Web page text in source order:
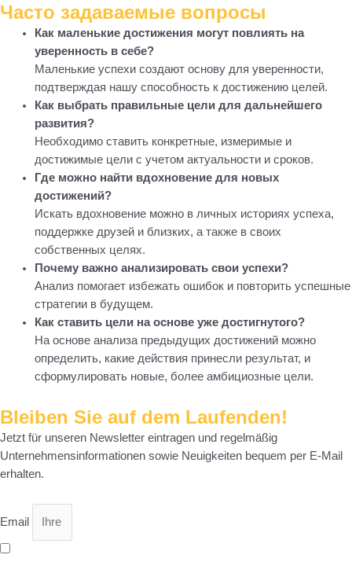
Часто задаваемые вопросы
Как маленькие достижения могут повлиять на
уверенность в себе?
Маленькие успехи создают основу для уверенности,
подтверждая нашу способность к достижению целей.
Как выбрать правильные цели для дальнейшего
развития?
Необходимо ставить конкретные, измеримые и
достижимые цели с учетом актуальности и сроков.
Где можно найти вдохновение для новых
достижений?
Искать вдохновение можно в личных историях успеха,
поддержке друзей и близких, а также в своих
собственных целях.
Почему важно анализировать свои успехи?
Анализ помогает избежать ошибок и повторить успешные
стратегии в будущем.
Как ставить цели на основе уже достигнутого?
На основе анализа предыдущих достижений можно
определить, какие действия принесли результат, и
сформулировать новые, более амбициозные цели.
Bleiben Sie auf dem Laufenden!
Jetzt für unseren Newsletter eintragen und regelmäßig
Unternehmensinformationen sowie Neuigkeiten bequem per E-Mail
erhalten.
Email